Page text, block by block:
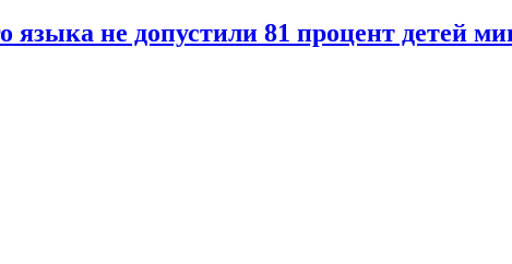
языка не допустили 81 процент детей